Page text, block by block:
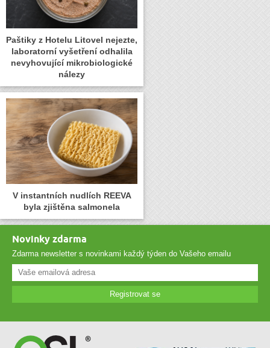
Paštiky z Hotelu Litovel nejezte,
laboratorní vyšetření odhalila
nevyhovující mikrobiologické
nálezy
V instantních nudlích REEVA
byla zjištěna salmonela
Novinky zdarma
Zdarma newsletter s novinkami každý týden do Vašeho emailu
Registrovat se